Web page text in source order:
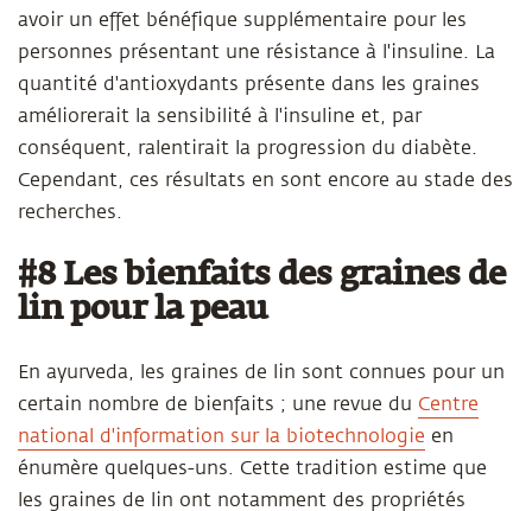
avoir un effet bénéfique supplémentaire pour les
personnes présentant une résistance à l'insuline. La
quantité d'antioxydants présente dans les graines
améliorerait la sensibilité à l'insuline et, par
conséquent, ralentirait la progression du diabète.
Cependant, ces résultats en sont encore au stade des
recherches.
#8 Les bienfaits des graines de
lin pour la peau
En ayurveda, les graines de lin sont connues pour un
certain nombre de bienfaits ; une revue du Centre
national d'information sur la biotechnologie en
énumère quelques-uns. Cette tradition estime que
les graines de lin ont notamment des propriétés